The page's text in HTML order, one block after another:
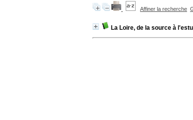
Affiner la recherche
La Loire, de la source à